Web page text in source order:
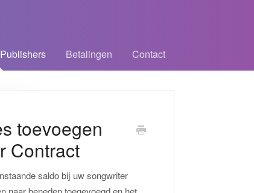
Betalingen Contact
toevoegen
Contract
saldo bij uw songwriter